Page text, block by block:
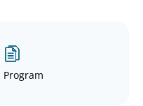
Program